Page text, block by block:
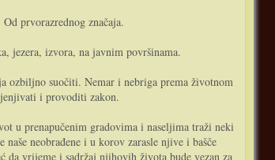
prvorazrednog značaja.
jezera, izvora, na javnim površinama.
ozbiljno suočiti. Nemar i nebriga prema životnom
i provoditi zakon.
u prenapučenim gradovima i naseljima traži neki
neobrađene i u korov zarasle njive i bašče
vrijeme i sadržaj njihovih života bude vezan za